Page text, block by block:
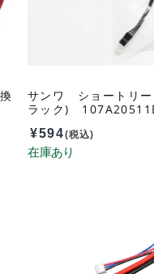
サンワ ショートリー
ラック)
¥594(税込)